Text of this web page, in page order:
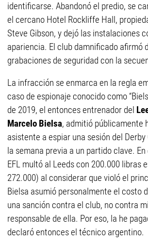
identificarse. Abandonó el predio, se
el cercano Hotel Rockliffe Hall,
Steve Gibson, y dejó las instalaciones
apariencia. El club damnificado afirmó
grabaciones de seguridad con la
La infracción se enmarca en la regla
caso de espionaje conocido como
de 2019, el entonces entrenador del
Marcelo Bielsa, admitió públicamente
asistente a espiar una sesión del
la semana previa a un partido clave.
EFL multó al Leeds con 200.000 libras
272.000) al considerar que violó el
Bielsa asumió personalmente el costo
una sanción contra el club, no contra
responsable de ella. Por eso, la he
declaró entonces el técnico argentino.